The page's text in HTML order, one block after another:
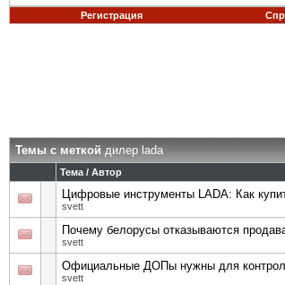
Регистрация
Темы с меткойдилер lada
Тема / Автор
Цифровые инструменты LADA: Как
svett
Почему белорусы отказываются
svett
Официальные ДОПы нужны для
svett